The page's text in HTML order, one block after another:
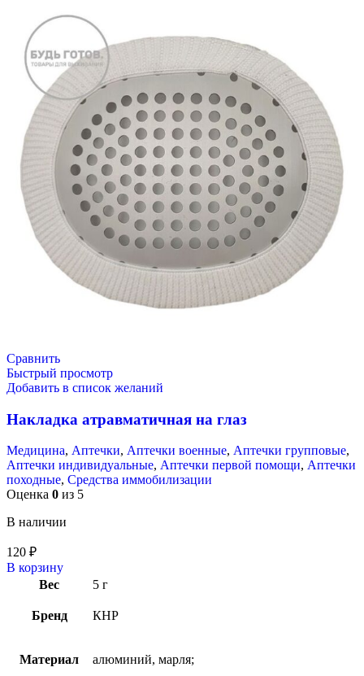
Сравнить
Быстрый просмотр
Добавить в список желаний
Накладка атравматичная на глаз
Медицина, Аптечки, Аптечки военные, Аптечки групповые,
Аптечки индивидуальные, Аптечки первой помощи, Аптечки
походные, Средства иммобилизации
Оценка 0 из 5
В наличии
120 ₽
В корзину
Вес
5 г
Бренд КНР
Материал алюминий, марля;